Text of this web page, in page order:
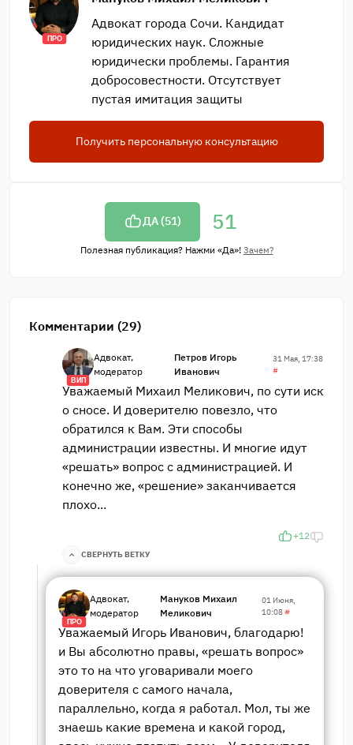
ПРО
Адвокат города Сочи. Кандидат
юридических наук. Сложные
юридически проблемы. Гарантия
добросовестности. Отсутствует
пустая имитация защиты
Получить персональную консультацию
ДА (51) 51
Полезная публикация? Нажми «Да»! Зачем?
Комментарии (29)
ВИП
Адвокат,
модератор
Петров Игорь
Иванович
31 Мая, 17:38
#
Уважаемый Михаил Меликович, по сути иск
о сносе. И доверителю повезло, что
обратился к Вам. Эти способы
администрации известны. И многие идут
«решать» вопрос с администрацией. И
конечно же, «решение» заканчивается
плохо...
+12
СВЕРНУТЬ ВЕТКУ
ПРО
Адвокат,
модератор
Мануков Михаил
Меликович
01 Июня,
10:08#
Уважаемый Игорь Иванович, благодарю!
и Вы абсолютно правы, «решать вопрос»
это то на что уговаривали моего
доверителя с самого начала,
параллельно, когда я работал. Мол, ты же
знаешь какие времена и какой город,